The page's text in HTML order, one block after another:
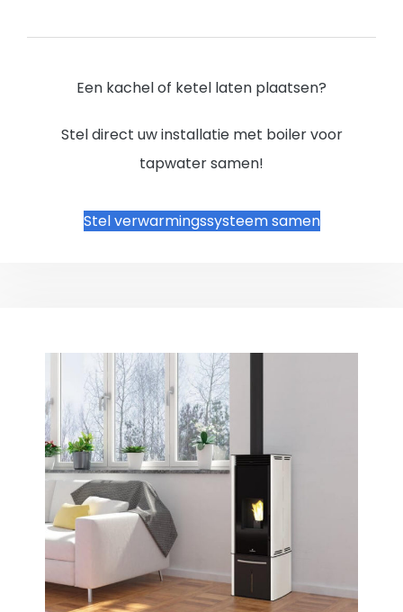
Een kachel of ketel laten plaatsen?
Stel direct uw installatie met boiler voor
tapwater samen!
Stel verwarmingssysteem samen